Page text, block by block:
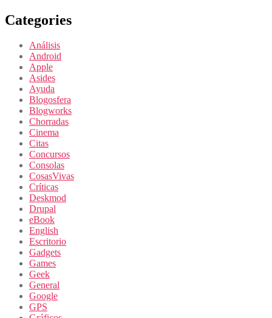
Categories
Análisis
Android
Apple
Asides
Ayuda
Blogosfera
Blogworks
Chorradas
Cinema
Citas
Concursos
Consolas
CosasVivas
Críticas
Deskmod
Drupal
eBook
English
Escritorio
Gadgets
Games
Geek
General
Google
GPS